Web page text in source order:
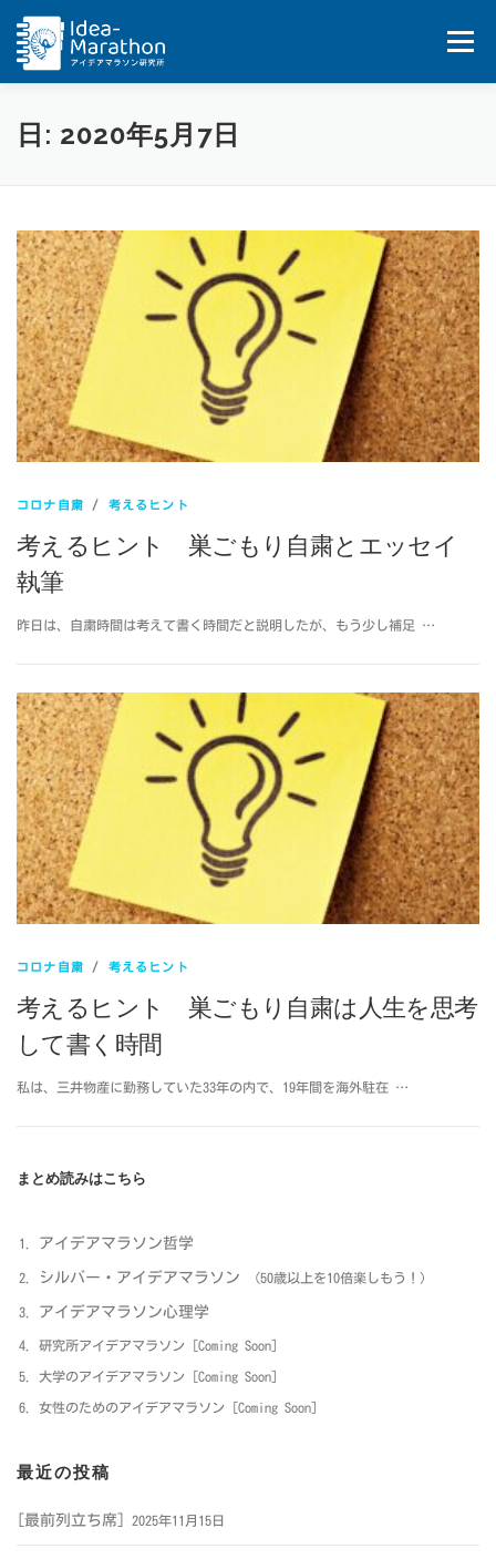
メニュー
HOME IDEA-MARATHON
COMPANY CONTACT
日: 2020年5月7日
コロナ自粛 / 考えるヒント
考えるヒント 巣ごもり自粛とエッセイ
執筆
昨日は、自粛時間は考えて書く時間だと説明したが、もう少し補足 …
コロナ自粛 / 考えるヒント
考えるヒント 巣ごもり自粛は人生を思考
して書く時間
私は、三井物産に勤務していた33年の内で、19年間を海外駐在 …
まとめ読みはこちら
アイデアマラソン哲学
シルバー・アイデアマラソン （50歳以上を10倍楽しもう！）
アイデアマラソン心理学
研究所アイデアマラソン [Coming Soon]
大学のアイデアマラソン [Coming Soon]
女性のためのアイデアマラソン [Coming Soon]
最近の投稿
[最前列立ち席] 2025年11月15日